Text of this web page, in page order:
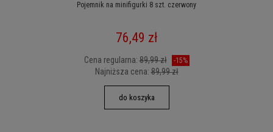
Pojemnik na minifigurki 8 szt. czerwony
76,49 zł
Cena regularna:89,99 zł -15%
Najniższa cena:89,99 zł
do koszyka